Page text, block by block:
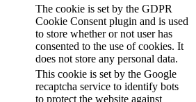
The cookie is set by the GDPR
Cookie Consent plugin and is used
to store whether or not user has
consented to the use of cookies. It
does not store any personal data.
This cookie is set by the Google
recaptcha service to identify bots
to protect the website against